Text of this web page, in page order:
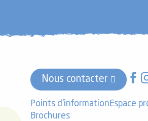
Nous contacter
Points d'informationEspace
Brochures